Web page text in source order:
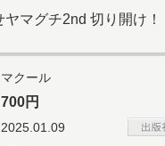
ヤマグチ2nd 切り開け
マクール
700円
2025.01.09